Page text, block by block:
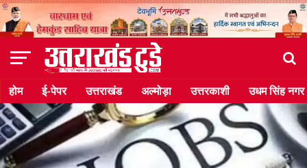
होम ई-पेपर उत्तराखंड अल्मोड़ा उत्तरकाशी उधम सिंह नगर